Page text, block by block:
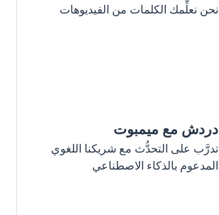
نحن نعلِّمك الكلمات من الفيديوهات
دردش مع ميمبوت
تدرَّب على التحدُّث مع شريكنا اللغوي
المدعوم بالذكاء الاصطناعي